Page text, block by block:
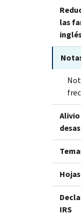
las
IRS